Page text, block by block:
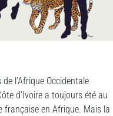
l’Afrique Occidentale
d’Ivoire a toujours été au
française en Afrique. Mais la